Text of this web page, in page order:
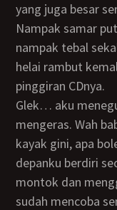
yang juga besar
Nampak samar
nampak tebal
helai rambut
pinggiran CDnya.
Glek… aku meneguk ludahku, tongkolku spontan
mengeras. Wah
kayak gini, apa
depanku berdiri
montok dan
sudah mencoba